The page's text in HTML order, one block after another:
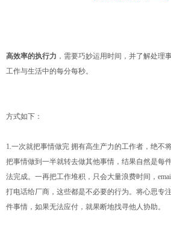
高效率的执行力 ，需要巧妙运用时间，并了解处理
工作与生活中的每分每秒。
方式如下：
1.一次就把事情做完 拥有高生产力的工作者，绝不
把事情做到一半就转去做其他事情，结果自然是每
法完成。一再把工作堆积，只会大量浪费时间，
打电话给厂商，这些都是不必要的行为。将心思专
件事情，如果无法应付，就果断地找寻他人协助。